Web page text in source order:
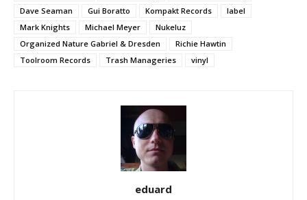
Dave Seaman
Gui Boratto Kompakt Records
label
Mark Knights
Michael Meyer
Nukeluz
Organized Nature Gabriel & Dresden
Richie Hawtin
Toolroom Records
Trash Manageries vinyl
eduard